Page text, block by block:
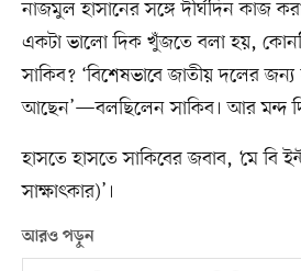
নাজমুল হাসানের সঙ্গে দীর্ঘদিন কাজ
একটা ভালো দিক খুঁজতে বলা হয়,
সাকিব? ‘বিশেষভাবে জাতীয় দলের
আছেন’—বলছিলেন সাকিব। আর মন্দ
হাসতে হাসতে সাকিবের জবাব, ‘মে বি
সাক্ষাৎকার)’।
আরও পড়ুন